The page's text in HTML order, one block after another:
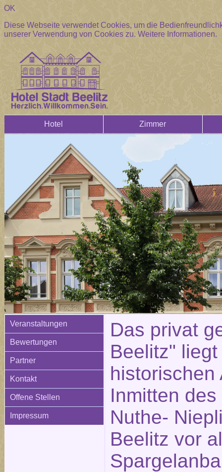
OK
Diese Webseite verwendet Cookies, um die
unserer Verwendung von Cookies zu.Weitere Informationen.
Hotel Zimmer
Veranstaltungen
Bewertungen
Partner
Kontakt
Offene Stellen
Impressum
Das privat
Beelitz"
historischen
Inmitten
Nuthe-
Beelitz vor